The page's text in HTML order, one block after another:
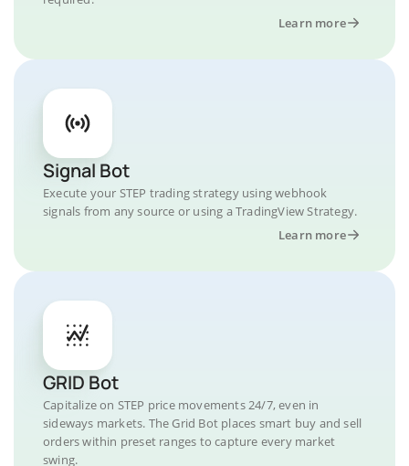
Learn more
Signal Bot
Execute your STEP trading strategy using webhook
signals from any source or using a TradingView Strategy.
Learn more
GRID Bot
Capitalize on STEP price movements 24/7, even in
sideways markets. The Grid Bot places smart buy and sell
orders within preset ranges to capture every market
swing.